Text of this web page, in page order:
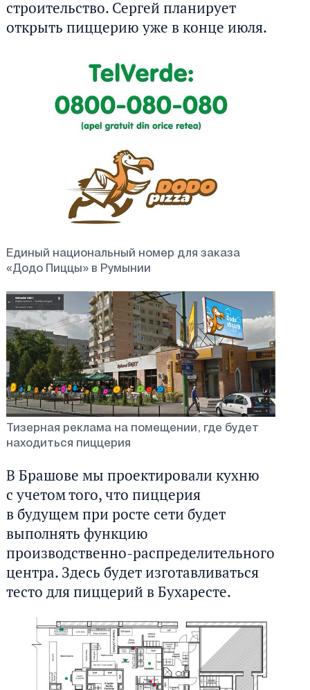
строительство. Сергей планирует
открыть пиццерию уже в конце июля.
Единый национальный номер для заказа
«Додо Пиццы» в Румынии
Тизерная реклама на помещении, где будет
находиться пиццерия
В Брашове мы проектировали кухню
с учетом того, что пиццерия
в будущем при росте сети будет
выполнять функцию
производственно-распределительного
центра. Здесь будет изготавливаться
тесто для пиццерий в Бухаресте.